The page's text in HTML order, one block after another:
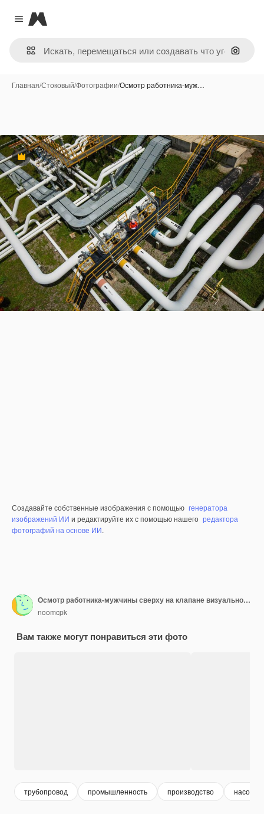
Close menu
Magnific
Поиск
Главная/Стоковый/Фотографии/Осмотр работника-муж…
Премиум
Создавайте собственные изображения с помощью генератора
изображений ИИ и редактируйте их с помощью нашего редактора
фотографий на основе ИИ.
Осмотр работника-мужчины сверху на клапане визуальной проверки записи трубопровода нефти и газа
noomcpk
Вам также могут понравиться эти фото
трубопровод промышленность производство насос